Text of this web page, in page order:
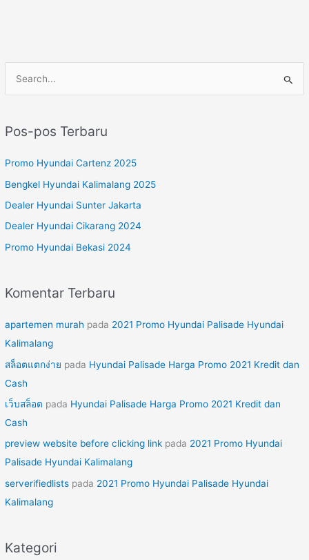
i
u
k
:
Pos-pos Terbaru
Promo Hyundai Cartenz 2025
Bengkel Hyundai Kalimalang 2025
Dealer Hyundai Sunter Jakarta
Dealer Hyundai Cikarang 2024
Promo Hyundai Bekasi 2024
Komentar Terbaru
apartemen murah pada 2021 Promo Hyundai Palisade Hyundai
Kalimalang
สล็อตแตกง่าย pada Hyundai Palisade Harga Promo 2021 Kredit dan
Cash
เว็บสล็อต pada Hyundai Palisade Harga Promo 2021 Kredit dan
Cash
preview website before clicking link pada 2021 Promo Hyundai
Palisade Hyundai Kalimalang
serverifiedlists pada 2021 Promo Hyundai Palisade Hyundai
Kalimalang
Kategori